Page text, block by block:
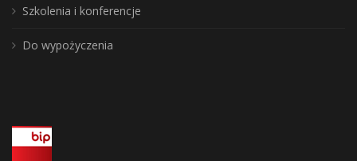
Szkolenia i konferencje
Do wypożyczenia